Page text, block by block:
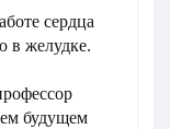
сердца
в желудке.
будущем